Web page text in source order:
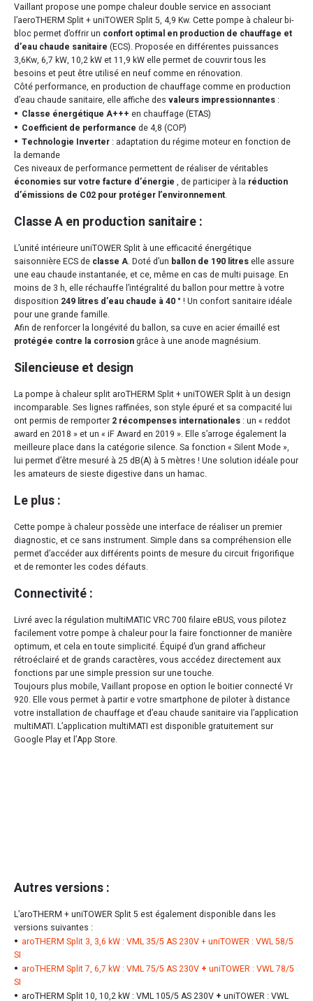
Vaillant propose une pompe chaleur double service en associant
l’aeroTHERM Split + uniTOWER Split 5, 4,9 Kw. Cette pompe à chaleur bi-
bloc permet d’offrir un confort optimal en production de chauffage et
d’eau chaude sanitaire (ECS). Proposée en différentes puissances
3,6Kw, 6,7 kW, 10,2 kW et 11,9 kW elle permet de couvrir tous les
besoins et peut être utilisé en neuf comme en rénovation.
Côté performance, en production de chauffage comme en production
d’eau chaude sanitaire, elle affiche des valeurs impressionnantes :
Classe énergétique A+++ en chauffage (ETAS)
Coefficient de performance de 4,8 (COP)
Technologie Inverter : adaptation du régime moteur en fonction de
la demande
Ces niveaux de performance permettent de réaliser de véritables
économies sur votre facture d’énergie , de participer à la réduction
d’émissions de C02 pour protéger l’environnement.
Classe A en production sanitaire :
L’unité intérieure uniTOWER Split à une efficacité énergétique
saisonnière ECS de classe A. Doté d’un ballon de 190 litreselle assure
une eau chaude instantanée, et ce, même en cas de multi puisage. En
moins de 3 h, elle réchauffe l’intégralité du ballon pour mettre à votre
disposition 249 litres d’eau chaude à 40 ° ! Un confort sanitaire idéale
pour une grande famille.
Afin de renforcer la longévité du ballon, sa cuve en acier émaillé est
protégée contre la corrosiongrâce à une anode magnésium.
Silencieuse et design
La pompe à chaleur split aroTHERM Split + uniTOWER Split à un design
incomparable. Ses lignes raffinées, son style épuré et sa compacité lui
ont permis de remporter 2 récompenses internationales : un « reddot
award en 2018 » et un « iF Award en 2019 ». Elle s’arroge également la
meilleure place dans la catégorie silence. Sa fonction « Silent Mode »,
lui permet d’être mesuré à 25 dB(A) à 5 mètres ! Une solution idéale pour
les amateurs de sieste digestive dans un hamac.
Le plus :
Cette pompe à chaleur possède une interface de réaliser un premier
diagnostic, et ce sans instrument. Simple dans sa compréhension elle
permet d’accéder aux différents points de mesure du circuit frigorifique
et de remonter les codes défauts.
Connectivité :
Livré avec la régulation multiMATIC VRC 700 filaire eBUS, vous pilotez
facilement votre pompe à chaleur pour la faire fonctionner de manière
optimum, et cela en toute simplicité. Équipé d’un grand afficheur
rétroéclairé et de grands caractères, vous accédez directement aux
fonctions par une simple pression sur une touche.
Toujours plus mobile, Vaillant propose en option le boitier connecté Vr
920. Elle vous permet à partir e votre smartphone de piloter à distance
votre installation de chauffage et d’eau chaude sanitaire via l’application
multiMATI. L’application multiMATI est disponible gratuitement sur
Google Play et l’App Store.
Autres versions :
L’aroTHERM + uniTOWER Split 5 est également disponible dans les
versions suivantes :
aroTHERM Split 3, 3,6 kW : VML 35/5 AS 230V + uniTOWER : VWL 58/5
SI
aroTHERM Split 7, 6,7 kW : VML 75/5 AS 230V + uniTOWER : VWL 78/5
SI
aroTHERM Split 10, 10,2 kW : VML 105/5 AS 230V + uniTOWER : VWL